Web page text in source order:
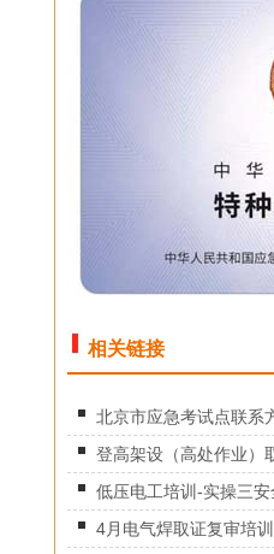
相关链接
北京市应急考试点联系
登高架设（高处作业）
低压电工培训-实操三
4月电气焊取证复审培训